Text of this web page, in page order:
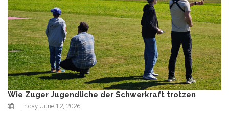
Wie Zuger Jugendliche der Schwerkraft trotzen
Friday, June 12, 2026